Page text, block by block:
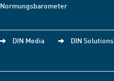
Normungsbarometer
DIN Media DIN Solutions